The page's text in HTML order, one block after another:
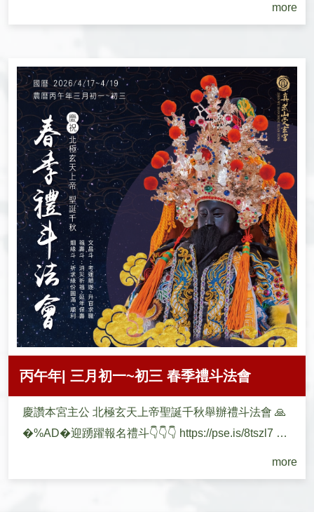
more
丙午年| 三月初一~初三 春季禮斗法會
慶讚本宮主公 北極玄天上帝聖誕千秋舉辦禮斗法會 🙏
�%AD�迎踴躍報名禮斗👇👇👇 https://pse.is/8tszl7 為
more